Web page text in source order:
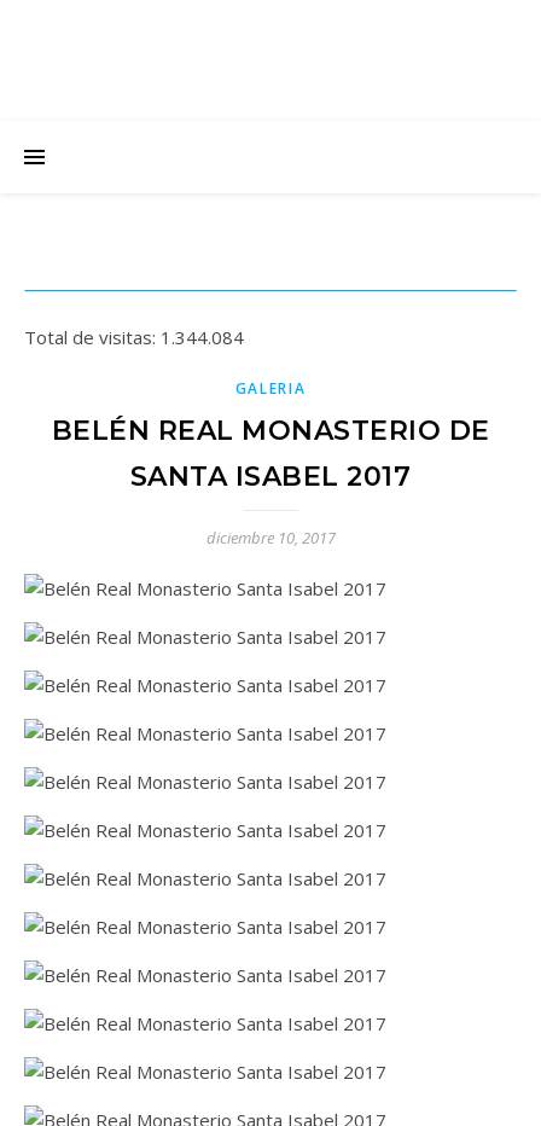
Total de visitas: 1.344.084
GALERIA
BELÉN REAL MONASTERIO DE
SANTA ISABEL 2017
diciembre 10, 2017